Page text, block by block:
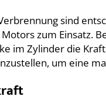
sind
zum Einsatz.
im Zylinder die
um eine